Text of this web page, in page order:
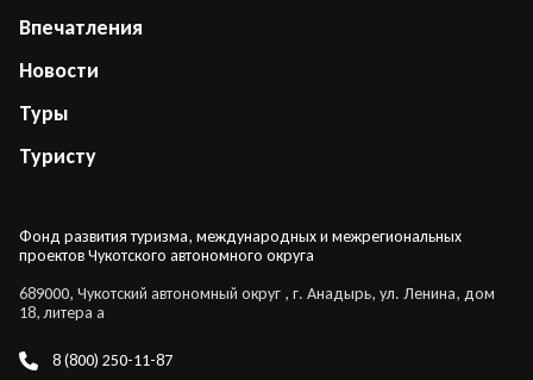
Впечатления
Новости
Туры
Туристу
Фонд развития туризма, международных и межрегиональных
проектов Чукотского автономного округа
689000, Чукотский автономный округ , г. Анадырь, ул. Ленина, дом
18, литера а
8 (800) 250-11-87